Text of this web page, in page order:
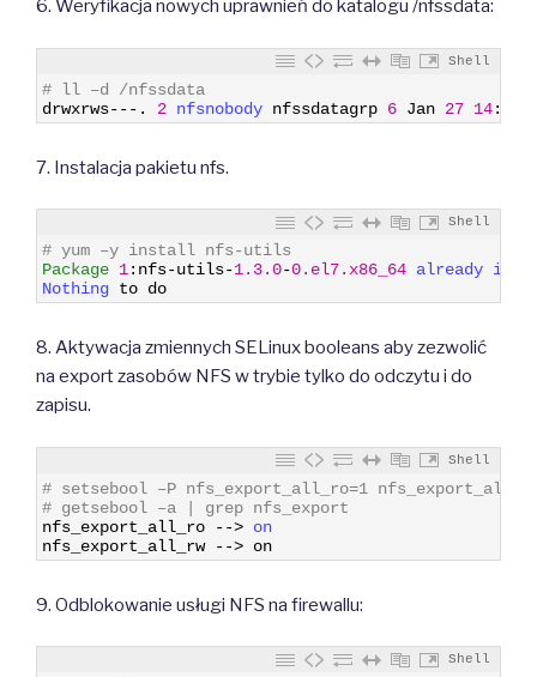
6. Weryfikacja nowych uprawnień do katalogu /nfssdata:
Shell
# ll –d /nfssdata
drwxrws--- . 2 nfsnobody nfssdatagrp 6 Jan 27 14:
7. Instalacja pakietu nfs.
Shell
# yum –y install nfs-utils
Package 1: nfs-utils-1.3.0-0.el7.x86_64 already
Nothing to do
8. Aktywacja zmiennych SELinux booleans aby zezwolić
na export zasobów NFS w trybie tylko do odczytu i do
zapisu.
Shell
# setsebool –P nfs_export_all_ro=1
# getsebool –a | grep nfs_export
nfs_export_all_ro
--> on
nfs_export_all_rw
--> on
9. Odblokowanie usługi NFS na firewallu:
Shell